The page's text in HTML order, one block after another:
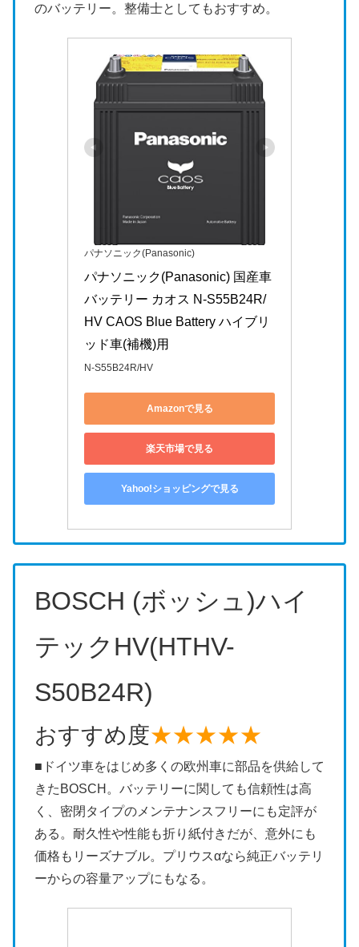
のバッテリー。整備士としてもおすすめ。
パナソニック(Panasonic)
パナソニック(Panasonic) 国産車
バッテリー カオス N-S55B24R/
HV CAOS Blue Battery ハイブリ
ッド車(補機)用
N-S55B24R/HV
Amazonで見る
楽天市場で見る
Yahoo!ショッピングで見る
BOSCH (ボッシュ)ハイ
テックHV(HTHV-
S50B24R)
おすすめ度★★★★★
■ドイツ車をはじめ多くの欧州車に部品を供給して
きたBOSCH。バッテリーに関しても信頼性は高
く、密閉タイプのメンテナンスフリーにも定評が
ある。耐久性や性能も折り紙付きだが、意外にも
価格もリーズナブル。プリウスαなら純正バッテリ
ーからの容量アップにもなる。